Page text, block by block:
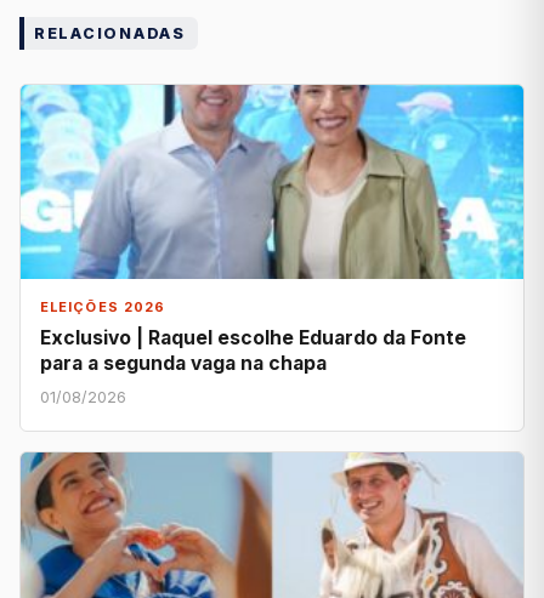
RELACIONADAS
ELEIÇÕES 2026
Exclusivo | Raquel escolhe Eduardo da Fonte
para a segunda vaga na chapa
01/08/2026